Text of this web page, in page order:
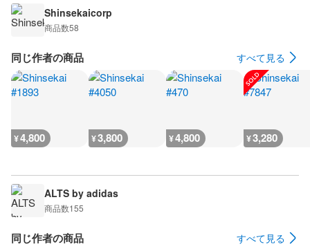
Shinsekaicorp
商品数58
同じ作者の商品 すべて見る
¥4,800 ¥3,800 ¥4,800 ¥3,280
ALTS by adidas
商品数155
同じ作者の商品 すべて見る